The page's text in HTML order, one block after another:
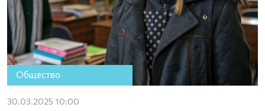
Общество
30.03.2025 10:00